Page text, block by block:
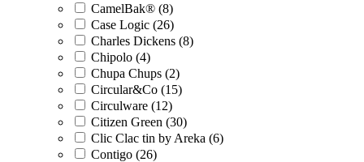
CamelBak® (8)
Case Logic (26)
Charles Dickens (8)
Chipolo (4)
Chupa Chups (2)
Circular&Co (15)
Circulware (12)
Citizen Green (30)
Clic Clac tin by Areka (6)
Contigo (26)